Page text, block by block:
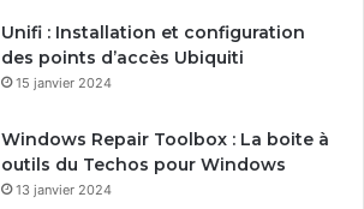
Unifi : Installation et configuration
des points d’accès Ubiquiti
15 janvier 2024
Windows Repair Toolbox : La boite à
outils du Techos pour Windows
13 janvier 2024